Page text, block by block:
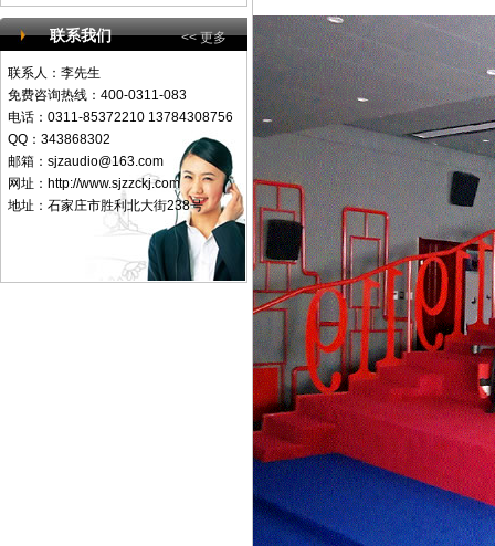
联系我们 << 更多
联系人：李先生
免费咨询热线：400-0311-083
电话：0311-85372210 13784308756
QQ：343868302
邮箱： sjzaudio@163.com
网址：http://www.sjzzckj.com
地址：石家庄市胜利北大街238号